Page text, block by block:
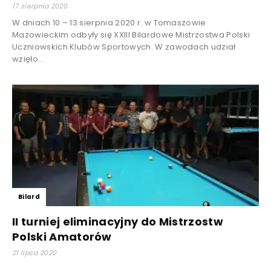
17 sierpnia 2020
W dniach 10 – 13 sierpnia 2020 r. w Tomaszowie
Mazowieckim odbyły się XXIII Bilardowe Mistrzostwa Polski
Uczniowskich Klubów Sportowych. W zawodach udział
wzięło...
Bilard
II turniej eliminacyjny do Mistrzostw
Polski Amatorów
21 lipca 2020